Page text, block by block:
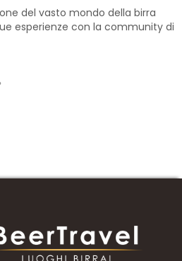
del vasto mondo della birra
esperienze con la community di